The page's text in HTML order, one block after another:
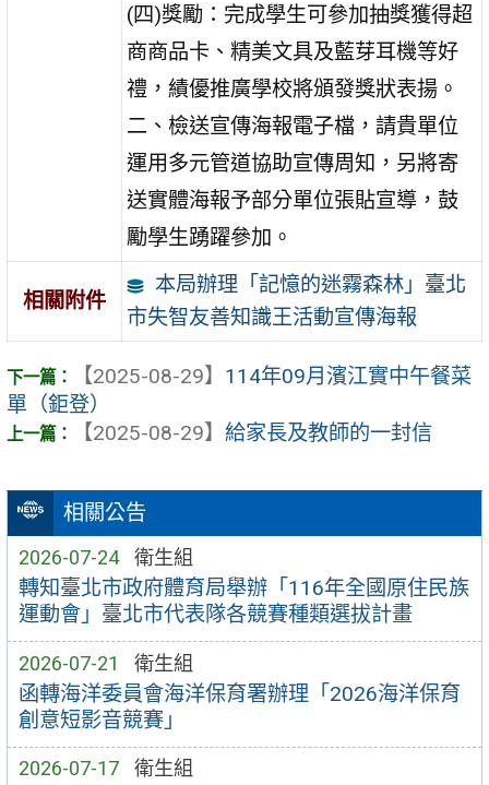
相關公告
2026-07-24 衛生組
轉知臺北市政府體育局舉辦「116年全國原住民族
運動會」臺北市代表隊各競賽種類選拔計畫
2026-07-21 衛生組
函轉海洋委員會海洋保育署辦理「2026海洋保育
創意短影音競賽」
2026-07-17 衛生組
(四)獎勵：完成學生可參加抽獎獲得超
商商品卡、精美文具及藍芽耳機等好
禮，績優推廣學校將頒發獎狀表揚。
二、檢送宣傳海報電子檔，請貴單位
運用多元管道協助宣傳周知，另將寄
送實體海報予部分單位張貼宣導，鼓
勵學生踴躍參加。
相關附件
本局辦理「記憶的迷霧森林」臺北
市失智友善知識王活動宣傳海報
【2025-08-29】 114年09月濱江實中午餐菜
單（鉅登）
【2025-08-29】 給家長及教師的一封信